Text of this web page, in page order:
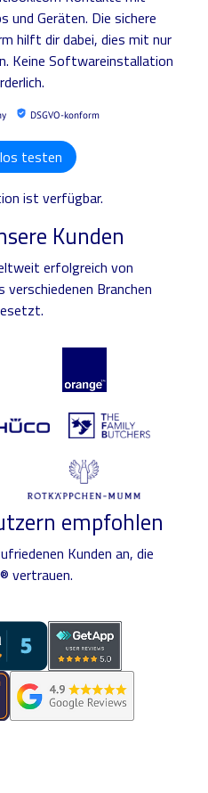
und Geräten. Die sichere
hilft dir dabei, dies mit nur
Keine Softwareinstallation
DSGVO-konform
testen
ist verfügbar.
Kunden
erfolgreich von
Branchen
empfohlen
Kunden an, die
vertrauen.